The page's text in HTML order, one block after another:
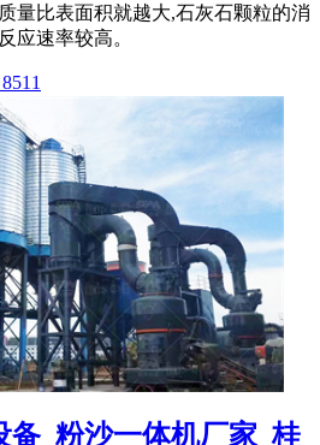
量比表面积就越大,石灰石颗粒的消
应速率较高。
备_粉沙一体机厂家_桂